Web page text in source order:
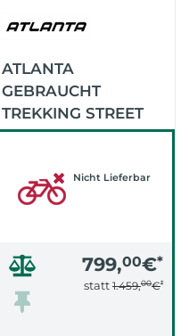
ATLANTA
GEBRAUCHT
TREKKING STREET
LIGHT ALFINE11GANG
(SCHWARZMATT)
Nicht Lieferbar
799,00€*
statt 1.459,00€*